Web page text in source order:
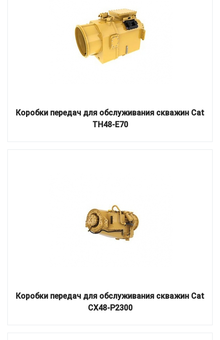
Коробки передач для обслуживания скважин Cat
TH48-E70
Коробки передач для обслуживания скважин Cat
CX48-P2300